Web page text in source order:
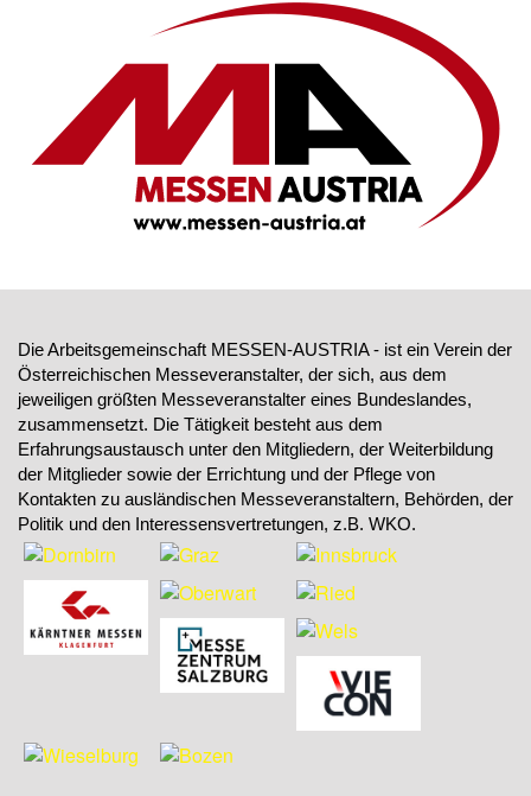
Die Arbeitsgemeinschaft MESSEN-AUSTRIA - ist ein Verein der
Österreichischen Messeveranstalter, der sich, aus dem
jeweiligen größten Messeveranstalter eines Bundeslandes,
zusammensetzt. Die Tätigkeit besteht aus dem
Erfahrungsaustausch unter den Mitgliedern, der Weiterbildung
der Mitglieder sowie der Errichtung und der Pflege von
Kontakten zu ausländischen Messeveranstaltern, Behörden, der
Politik und den Interessensvertretungen, z.B. WKO.